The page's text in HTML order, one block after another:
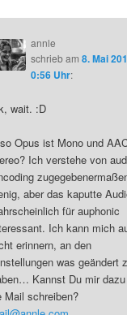
annle
schriebam 8. Mai
0:56 Uhr:
wait. :D
Opus ist Mono und
Ich verstehe von
aber das kaputte
für auphonic
Ich kann mich
erinnern, an den
was geändert
Kannst Du mir
Mail schreiben?